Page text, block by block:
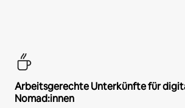
Arbeitsgerechte Unterkünfte für
Nomad:innen